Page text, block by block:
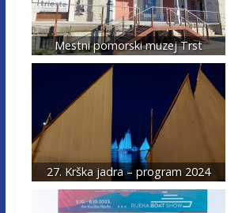
Mestni pomorski muzej Trst
27. Krška jadra – program 2024